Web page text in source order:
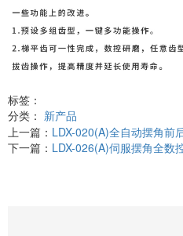
标签：
分类： 新产品
上一篇： LDX-020(A)全自动摆角前
下一篇： LDX-026(A)伺服摆角全数